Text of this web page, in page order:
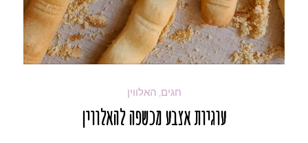
חגים, האלווין
עוגיות אצבע מכשפה להאלווין